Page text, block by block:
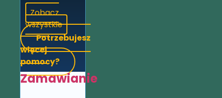
Zobacz
wszystkie
Potrzebujesz
więcej
pomocy?
Zamawianie